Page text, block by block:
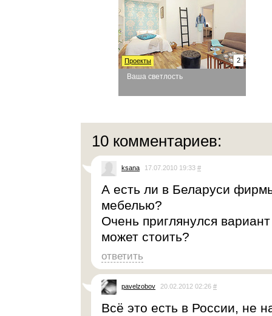
Ваша светлость
2
Проекты
10 комментариев:
ksana 17.07.2010 19:33 #
А есть ли в Беларуси
мебелью?
Очень приглянулся
может стоить?
ответить
pavelzobov 20.02.2012 02:26 #
Всё это есть в России, не